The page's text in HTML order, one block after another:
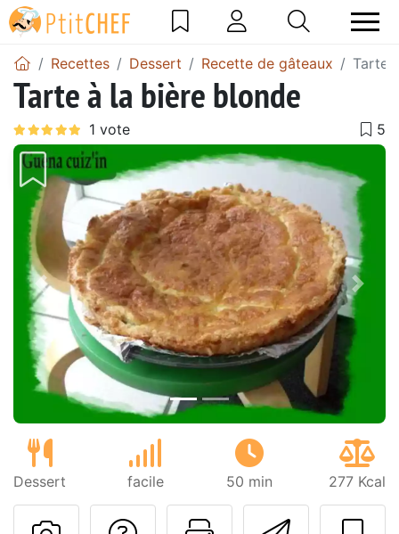
Recettes Dessert Recette de gâteaux Tarte
Tarte à la bière blonde
Précédent
Dessert facile 50 min 277 Kcal